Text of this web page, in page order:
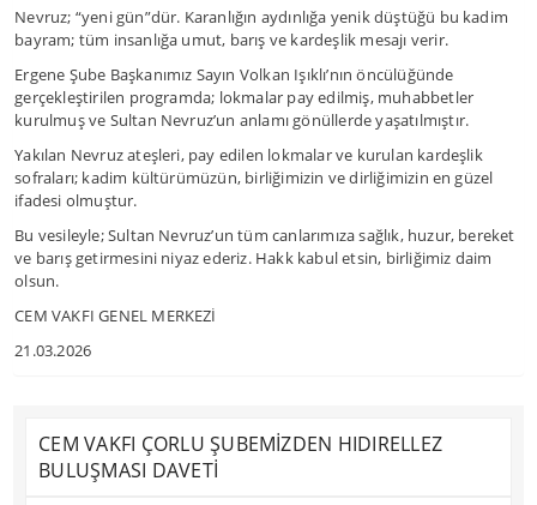
Nevruz; “yeni gün”dür. Karanlığın aydınlığa yenik düştüğü bu kadim
bayram; tüm insanlığa umut, barış ve kardeşlik mesajı verir.
Ergene Şube Başkanımız Sayın Volkan Işıklı’nın öncülüğünde
gerçekleştirilen programda; lokmalar pay edilmiş, muhabbetler
kurulmuş ve Sultan Nevruz’un anlamı gönüllerde yaşatılmıştır.
Yakılan Nevruz ateşleri, pay edilen lokmalar ve kurulan kardeşlik
sofraları; kadim kültürümüzün, birliğimizin ve dirliğimizin en güzel
ifadesi olmuştur.
Bu vesileyle; Sultan Nevruz’un tüm canlarımıza sağlık, huzur, bereket
ve barış getirmesini niyaz ederiz. Hakk kabul etsin, birliğimiz daim
olsun.
CEM VAKFI GENEL MERKEZİ
21.03.2026
CEM VAKFI ÇORLU ŞUBEMİZDEN HIDIRELLEZ
BULUŞMASI DAVETİ